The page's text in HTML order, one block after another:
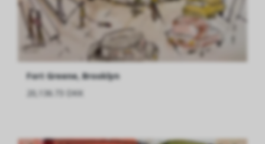
Fort Greene, Brooklyn
20,136.73 DKK